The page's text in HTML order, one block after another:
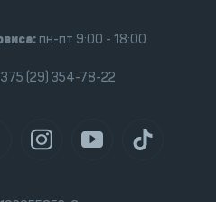
пн-пт 9:00 - 18:00
(29) 354-78-22